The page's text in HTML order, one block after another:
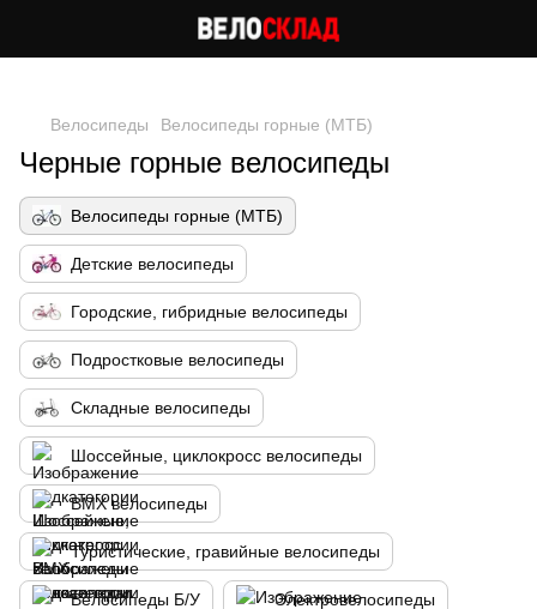
Велосипеды Велосипеды горные (МТБ)
Черные горные велосипеды
Велосипеды горные (МТБ)
Детские велосипеды
Городские, гибридные велосипеды
Подростковые велосипеды
Складные велосипеды
Шоссейные, циклокросс велосипеды
BMX велосипеды
Туристические, гравийные велосипеды
Велосипеды Б/У Электровелосипеды